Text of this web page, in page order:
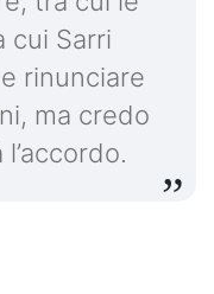
cui Sarri
rinunciare
ma credo